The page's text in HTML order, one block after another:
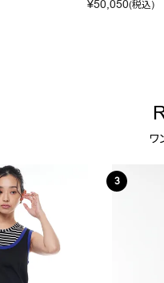
¥50,050(税込)
ワ